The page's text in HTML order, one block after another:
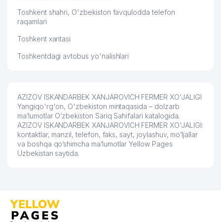
Toshkent shahri, O'zbekiston favqulodda telefon
raqamlari
Toshkent xaritasi
Toshkentdagi avtobus yo'nalishlari
AZIZOV ISKANDARBEK XANJAROVICH FERMER XO'JALIGI
Yangiqo'rg'on, O'zbekiston mintaqasida – dolzarb
ma’lumotlar O’zbekiston Sariq Sahifalari katalogida.
AZIZOV ISKANDARBEK XANJAROVICH FERMER XO'JALIGI:
kontaktlar, manzil, telefon, faks, sayt, joylashuv, mo’ljallar
va boshqa qo’shimcha ma’lumotlar Yellow Pages
Uzbekistan saytida.